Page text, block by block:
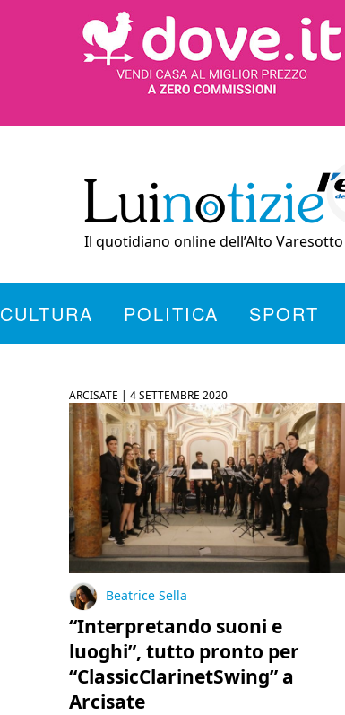
Il quotidiano online dell’Alto Varesotto
CULTURA POLITICA SPORT
ARCISATE |4 SETTEMBRE 2020
Beatrice Sella
“Interpretando suoni e
luoghi”, tutto pronto per
“ClassicClarinetSwing” a
Arcisate